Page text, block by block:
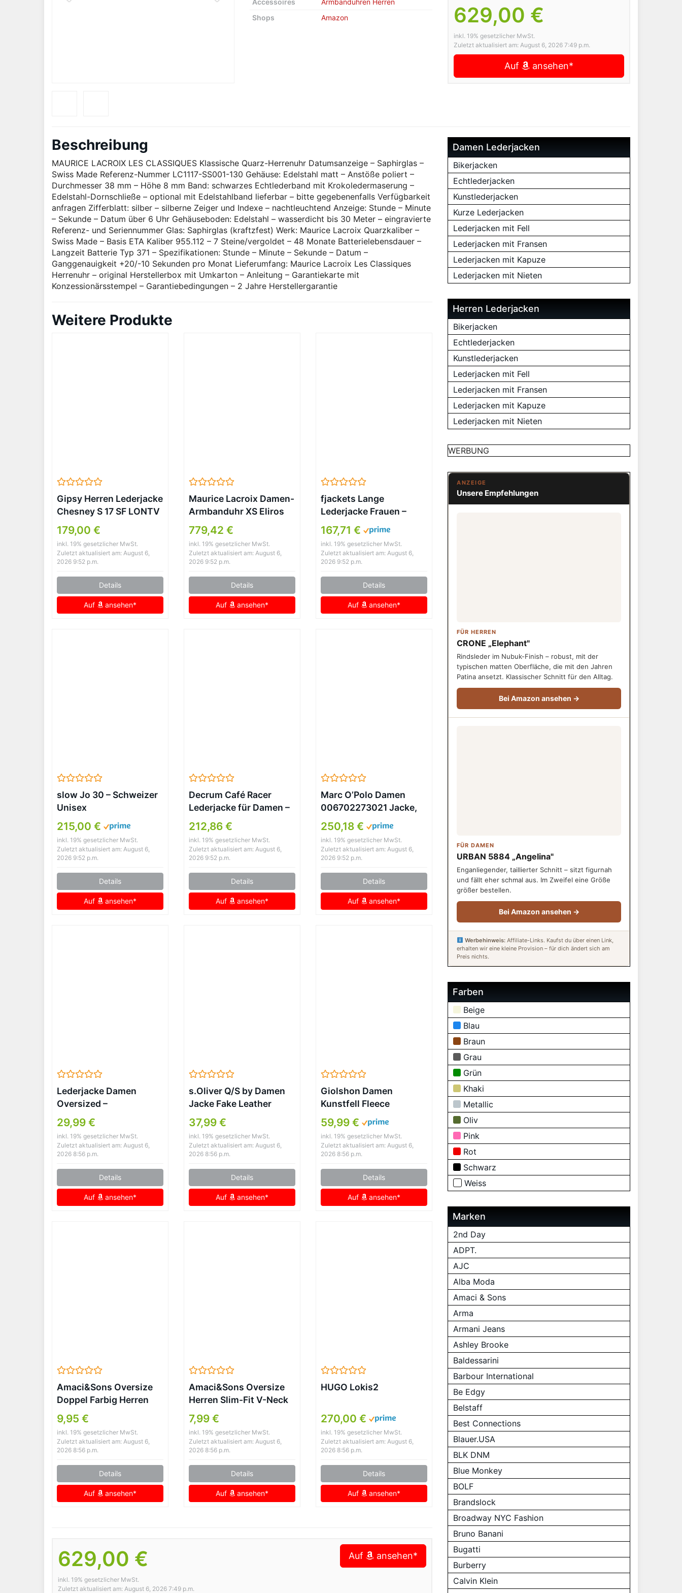
629,00 €
inkl. 19% gesetzlicher MwSt.
Zuletzt aktualisiert am: August 6, 2026 7:49 p.m.
Auf ansehen*
Accessoires
Armbanduhren Herren
Shops
Amazon
Beschreibung
MAURICE LACROIX LES CLASSIQUES Klassische Quarz-Herrenuhr Datumsanzeige – Saphirglas –
Swiss Made Referenz-Nummer LC1117-SS001-130 Gehäuse: Edelstahl matt – Anstöße poliert –
Durchmesser 38 mm – Höhe 8 mm Band: schwarzes Echtlederband mit Krokoledermaserung –
Edelstahl-Dornschließe – optional mit Edelstahlband lieferbar – bitte gegebenenfalls Verfügbarkeit
anfragen Zifferblatt: silber – silberne Zeiger und Indexe – nachtleuchtend Anzeige: Stunde – Minute
– Sekunde – Datum über 6 Uhr Gehäuseboden: Edelstahl – wasserdicht bis 30 Meter – eingravierte
Referenz- und Seriennummer Glas: Saphirglas (kraftzfest) Werk: Maurice Lacroix Quarzkaliber –
Swiss Made – Basis ETA Kaliber 955.112 – 7 Steine/vergoldet – 48 Monate Batterielebensdauer –
Langzeit Batterie Typ 371 – Spezifikationen: Stunde – Minute – Sekunde – Datum –
Ganggenauigkeit +20/-10 Sekunden pro Monat Lieferumfang: Maurice Lacroix Les Classiques
Herrenuhr – original Herstellerbox mit Umkarton – Anleitung – Garantiekarte mit
Konzessionärsstempel – Garantiebedingungen – 2 Jahre Herstellergarantie
Weitere Produkte
Gipsy Herren Lederjacke
Chesney S 17 SF LONTV
antrazit (XXL)
179,00 €
inkl. 19% gesetzlicher MwSt.
Zuletzt aktualisiert am: August 6,
2026 9:52 p.m.
Details
Auf ansehen*
Maurice Lacroix Damen-
Armbanduhr XS Eliros
Analog Quarz Leder
EL1084-SS001-310
779,42 €
inkl. 19% gesetzlicher MwSt.
Zuletzt aktualisiert am: August 6,
2026 9:52 p.m.
Details
Auf ansehen*
fjackets Lange
Lederjacke Frauen –
Echtes Lammfell Leder
Motorradjacke & Mäntel
für Damen, Victoria
Brown, L
167,71 €
inkl. 19% gesetzlicher MwSt.
Zuletzt aktualisiert am: August 6,
2026 9:52 p.m.
Details
Auf ansehen*
slow Jo 30 – Schweizer
Unisex
Einzeigerarmbanduhr
analoge 24
Stundenanzeige Leder
anthrazit/Dunkelbraun
215,00 €
inkl. 19% gesetzlicher MwSt.
Zuletzt aktualisiert am: August 6,
2026 9:52 p.m.
Details
Auf ansehen*
Decrum Café Racer
Lederjacke für Damen –
Lammleder, Schwarz
212,86 €
inkl. 19% gesetzlicher MwSt.
Zuletzt aktualisiert am: August 6,
2026 9:52 p.m.
Details
Auf ansehen*
Marc O’Polo Damen
006702273021 Jacke,
Schwarz (Black 990),
(Herstellergröße: 42)
250,18 €
inkl. 19% gesetzlicher MwSt.
Zuletzt aktualisiert am: August 6,
2026 9:52 p.m.
Details
Auf ansehen*
Lederjacke Damen
Oversized –
Motorradjacke
Lederoptik
Softshelljacke
Winddicht
Übergangsjacke
Reverskragen
Sweatjacke Hip Hop
Bikejacke Festlich
29,99 €
inkl. 19% gesetzlicher MwSt.
Zuletzt aktualisiert am: August 6,
2026 8:56 p.m.
Details
Auf ansehen*
s.Oliver Q/S by Damen
Jacke Fake Leather
GREY/BLACK M
37,99 €
inkl. 19% gesetzlicher MwSt.
Zuletzt aktualisiert am: August 6,
2026 8:56 p.m.
Details
Auf ansehen*
Giolshon Damen
Kunstfell Fleece
Kurzmantel Warmer
Flauschiger
Herbstmantel Zottelige
Modische Weiche
Oberbekleidung 3671
Schwarz L
59,99 €
inkl. 19% gesetzlicher MwSt.
Zuletzt aktualisiert am: August 6,
2026 8:56 p.m.
Details
Auf ansehen*
Amaci&Sons Oversize
Doppel Farbig Herren
Slim-Fit T-Shirt
Anthrazit/Schwarz
9,95 €
inkl. 19% gesetzlicher MwSt.
Zuletzt aktualisiert am: August 6,
2026 8:56 p.m.
Details
Auf ansehen*
Amaci&Sons Oversize
Herren Slim-Fit V-Neck
T-Shirt Schwarz
7,99 €
inkl. 19% gesetzlicher MwSt.
Zuletzt aktualisiert am: August 6,
2026 8:56 p.m.
Details
Auf ansehen*
HUGO Lokis2
270,00 €
inkl. 19% gesetzlicher MwSt.
Zuletzt aktualisiert am: August 6,
2026 8:56 p.m.
Details
Auf ansehen*
629,00 €
inkl. 19% gesetzlicher MwSt.
Zuletzt aktualisiert am: August 6, 2026 7:49 p.m.
Auf ansehen*
Damen Lederjacken
Bikerjacken
Echtlederjacken
Kunstlederjacken
Kurze Lederjacken
Lederjacken mit Fell
Lederjacken mit Fransen
Lederjacken mit Kapuze
Lederjacken mit Nieten
Herren Lederjacken
Bikerjacken
Echtlederjacken
Kunstlederjacken
Lederjacken mit Fell
Lederjacken mit Fransen
Lederjacken mit Kapuze
Lederjacken mit Nieten
WERBUNG
ANZEIGE
Unsere Empfehlungen
FÜR HERREN
CRONE „Elephant"
Rindsleder im Nubuk-Finish – robust, mit der
typischen matten Oberfläche, die mit den Jahren
Patina ansetzt. Klassischer Schnitt für den Alltag.
Bei Amazon ansehen →
FÜR DAMEN
URBAN 5884 „Angelina"
Enganliegender, taillierter Schnitt – sitzt figurnah
und fällt eher schmal aus. Im Zweifel eine Größe
größer bestellen.
Bei Amazon ansehen →
Werbehinweis:Affiliate-Links. Kaufst du über einen Link,
erhalten wir eine kleine Provision – für dich ändert sich am
Preis nichts.
Farben
Beige
Blau
Braun
Grau
Grün
Khaki
Metallic
Oliv
Pink
Rot
Schwarz
Weiss
Marken
2nd Day
ADPT.
AJC
Alba Moda
Amaci & Sons
Arma
Armani Jeans
Ashley Brooke
Baldessarini
Barbour International
Be Edgy
Belstaff
Best Connections
Blauer.USA
BLK DNM
Blue Monkey
BOLF
Brandslock
Broadway NYC Fashion
Bruno Banani
Bugatti
Burberry
Calvin Klein